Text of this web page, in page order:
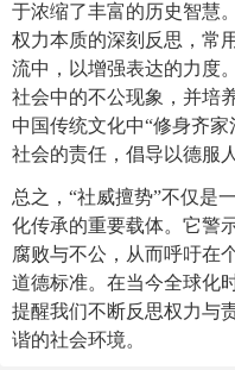
于浓缩了丰富的历史智慧
权力本质的深刻反思，常
流中，以增强表达的力度
社会中的不公现象，并培
中国传统文化中“修身齐
社会的责任，倡导以德服
总之，“社威擅势”不仅是
化传承的重要载体。它警
腐败与不公，从而呼吁在
道德标准。在当今全球化
提醒我们不断反思权力与
谐的社会环境。